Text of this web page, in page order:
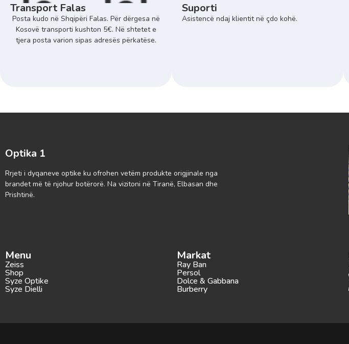
Transport Falas
Posta kudo në Shqipëri Falas. Për dërgesa në
Kosovë transporti kushton 5€. Në shtetet e
tjera posta varion sipas adresës përkatëse.
Suporti
Asistencë ndaj klientit në çdo kohë.
Optika 1
Rrjeti i dyqaneve optike ku ofrohen vetëm produkte origjinale nga
brandet më të njohur botërorë. Na vizitoni në Tiranë, Elbasan dhe
Prishtinë.
Menu
Zeiss
Shop
Syze Optike
Syze Dielli
Markat
Ray Ban
Persol
Dolce & Gabbana
Burberry